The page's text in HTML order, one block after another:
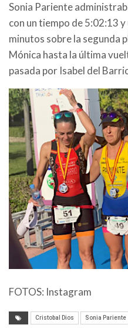
Sonia Pariente
con un tiempo de 5:02:13
minutos sobre la segunda
Mónica hasta la última
pasada por Isabel del
FOTOS: Instagram
Cristobal Dios Sonia Pariente